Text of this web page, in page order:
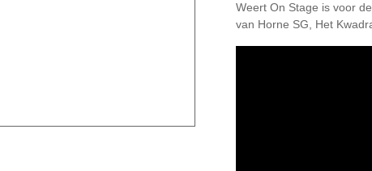
Weert On Stage is voor
van Horne SG, Het